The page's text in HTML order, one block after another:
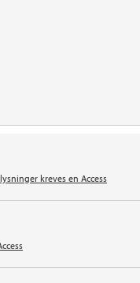
kreves en Access